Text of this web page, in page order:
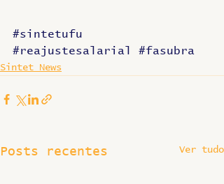
#sintetufu
#reajustesalarial
#fasubra
Sintet News
Posts recentes Ver tudo